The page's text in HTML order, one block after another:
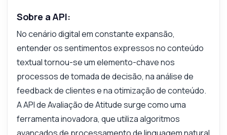
Sobre a API:
No cenário digital em constante expansão,
entender os sentimentos expressos no conteúdo
textual tornou-se um elemento-chave nos
processos de tomada de decisão, na análise de
feedback de clientes e na otimização de conteúdo.
A API de Avaliação de Atitude surge como uma
ferramenta inovadora, que utiliza algoritmos